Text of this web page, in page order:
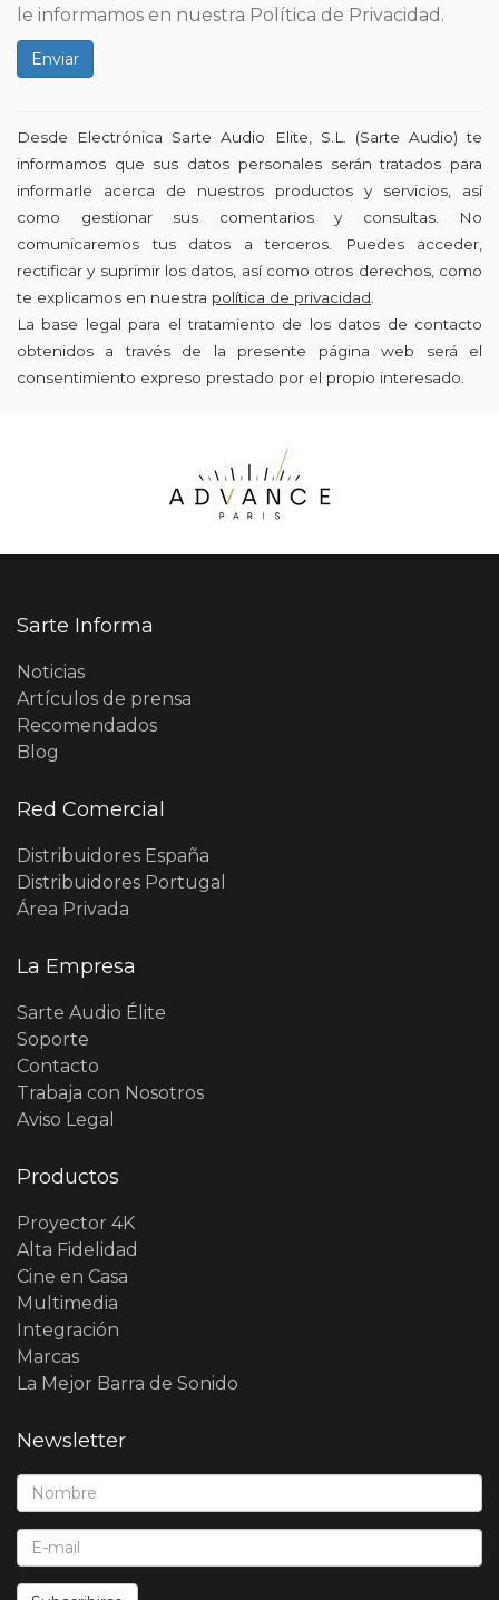
le informamos en nuestra Política de Privacidad.
Enviar
Desde Electrónica Sarte Audio Elite, S.L. (Sarte Audio) te
informamos que sus datos personales serán tratados para
informarle acerca de nuestros productos y servicios, así
como gestionar sus comentarios y consultas. No
comunicaremos tus datos a terceros. Puedes acceder,
rectificar y suprimir los datos, así como otros derechos, como
te explicamos en nuestra política de privacidad
La base legal para el tratamiento de los datos de contacto
obtenidos a través de la presente página web será el
consentimiento expreso prestado por el propio interesado.
Sarte Informa
Noticias
Artículos de prensa
Recomendados
Blog
Red Comercial
Distribuidores España
Distribuidores Portugal
Área Privada
La Empresa
Sarte Audio Élite
Soporte
Contacto
Trabaja con Nosotros
Aviso Legal
Productos
Proyector 4K
Alta Fidelidad
Cine en Casa
Multimedia
Integración
Marcas
La Mejor Barra de Sonido
Newsletter
Nombre*:
E-Mail*: